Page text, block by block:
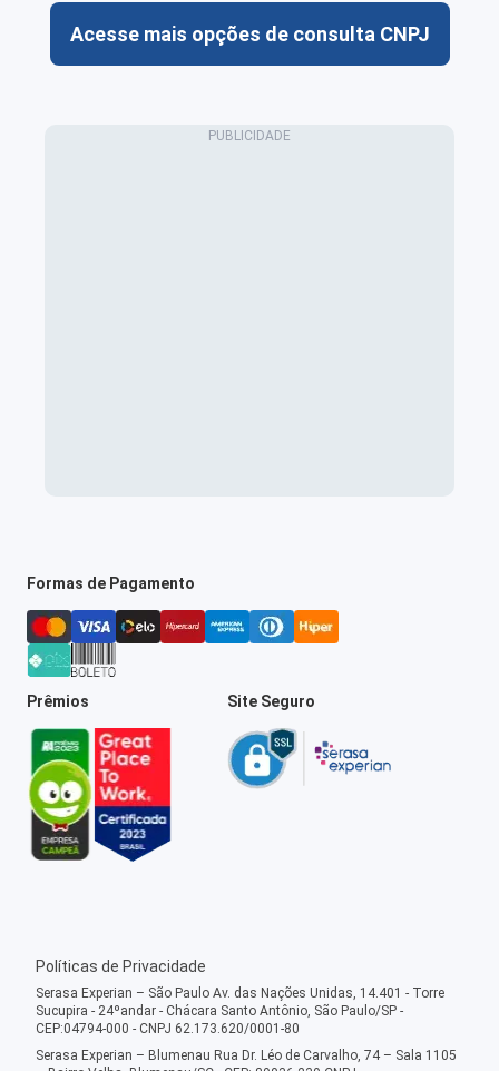
Acesse mais opções de consulta CNPJ
Formas de Pagamento
Prêmios Site Seguro
Políticas de Privacidade
Serasa Experian – São Paulo Av. das Nações Unidas, 14.401 - Torre
Sucupira - 24ºandar - Chácara Santo Antônio, São Paulo/SP -
CEP:04794-000 - CNPJ 62.173.620/0001-80
Serasa Experian – Blumenau Rua Dr. Léo de Carvalho, 74 – Sala 1105